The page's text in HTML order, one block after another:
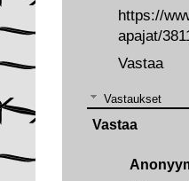
https://
apajat/
Vastaa
Vastaukset
Vastaa